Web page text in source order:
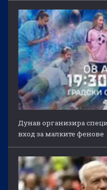
Дунав организира
вход за малките фенове